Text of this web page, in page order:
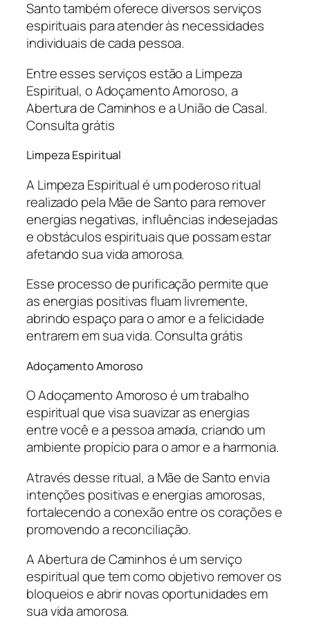
Santo também oferece diversos serviços
espirituais para atender às necessidades
individuais de cada pessoa.
Entre esses serviços estão a Limpeza
Espiritual, o Adoçamento Amoroso, a
Abertura de Caminhos e a União de Casal.
Consulta grátis
Limpeza Espiritual
A Limpeza Espiritual é um poderoso ritual
realizado pela Mãe de Santo para remover
energias negativas, influências indesejadas
e obstáculos espirituais que possam estar
afetando sua vida amorosa.
Esse processo de purificação permite que
as energias positivas fluam livremente,
abrindo espaço para o amor e a felicidade
entrarem em sua vida. Consulta grátis
Adoçamento Amoroso
O Adoçamento Amoroso é um trabalho
espiritual que visa suavizar as energias
entre você e a pessoa amada, criando um
ambiente propício para o amor e a harmonia.
Através desse ritual, a Mãe de Santo envia
intenções positivas e energias amorosas,
fortalecendo a conexão entre os corações e
promovendo a reconciliação.
A Abertura de Caminhos é um serviço
espiritual que tem como objetivo remover os
bloqueios e abrir novas oportunidades em
sua vida amorosa.